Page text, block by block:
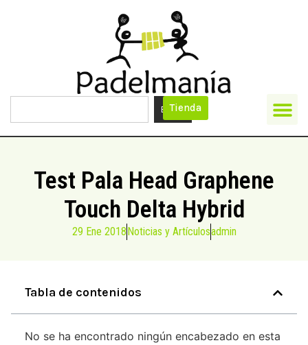
Buscar
Tienda
Test Pala Head Graphene
Touch Delta Hybrid
29 Ene 2018 Noticias y Artículosadmin
Tabla de contenidos
No se ha encontrado ningún encabezado en esta